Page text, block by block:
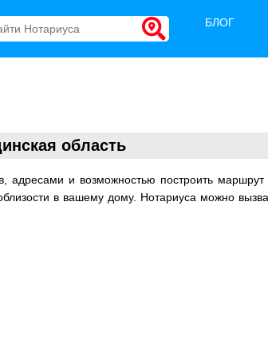
БЛОГ
область
адресами и возможностью построить
в вашему дому. Нотариуса можно